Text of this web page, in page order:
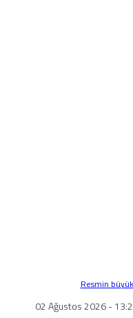
Resmin
02 Ağustos 2026 -